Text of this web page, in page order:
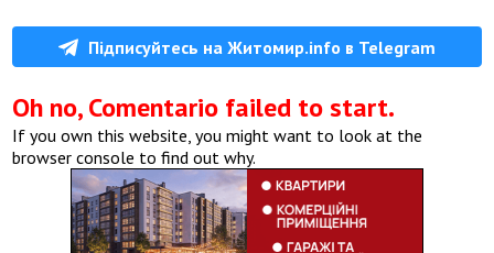
Підписуйтесь на Житомир.info в Telegram
Oh no, Comentario failed to start.
If you own this website, you might want to look at the
browser console to find out why.